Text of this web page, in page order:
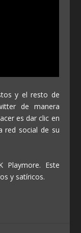
y el resto de
de manera
es dar clic en
red social de su
Playmore. Este
y satíricos.